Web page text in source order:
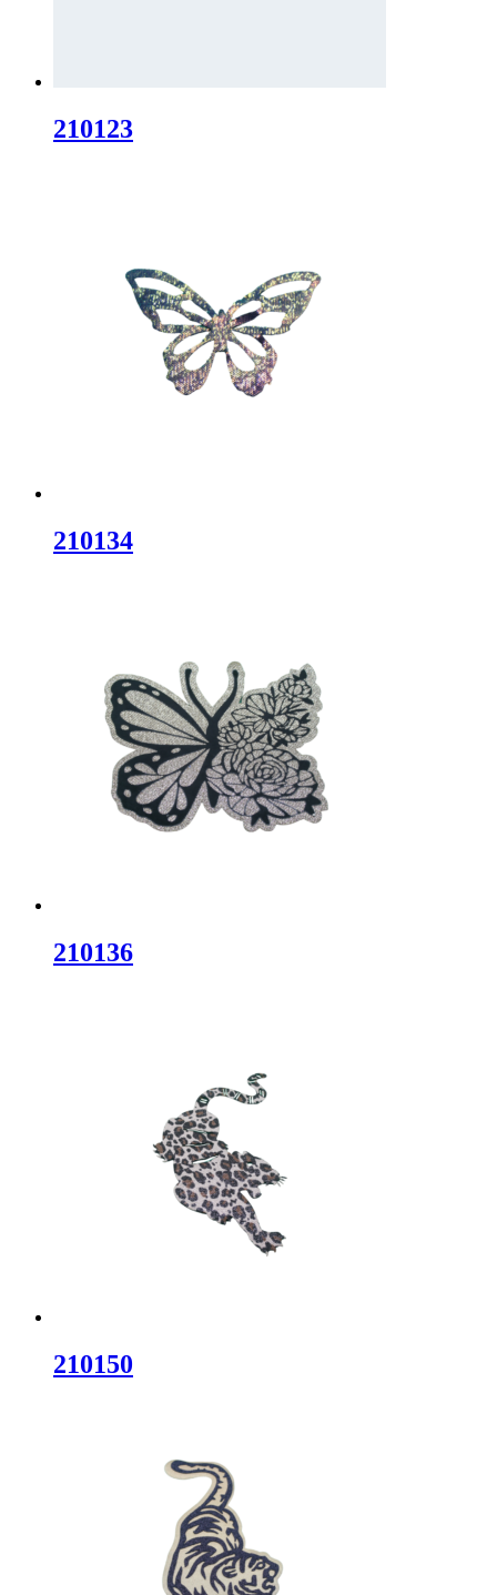
210123
210134
210136
210150